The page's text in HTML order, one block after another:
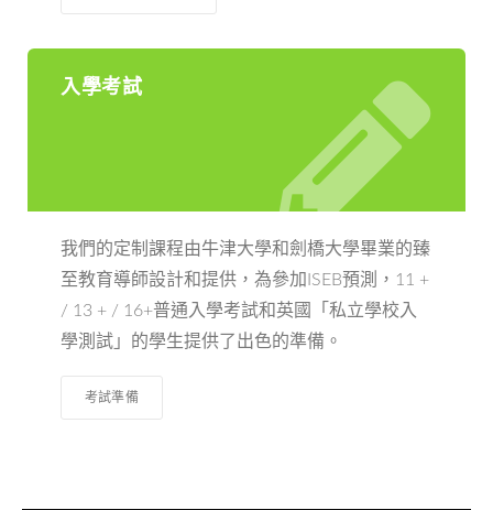
入學考試
我們的定制課程由牛津大學和劍橋大學畢業的臻
至教育導師設計和提供，為參加ISEB預測，11 +
/ 13 + / 16+普通入學考試和英國「私立學校入
學測試」的學生提供了出色的準備。
考試準備